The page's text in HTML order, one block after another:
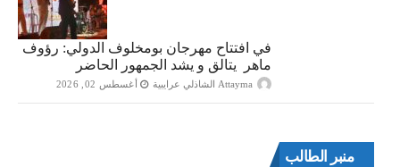
في افتتاح مهرجان بومخلوف الدولي: رؤوف
ماهر يتالق و يشد الجمهور الحاضر
Attayma الشاذلي عرايبية أغسطس 02, 2026
منبر الطالب